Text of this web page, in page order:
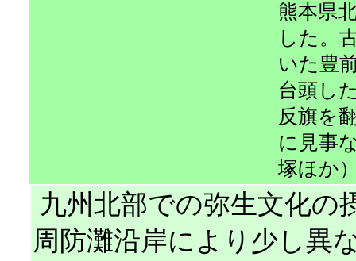
熊本県
した。
いた豊
台頭し
反旗を
に見事
塚ほか
九州北部での弥生文化の
周防灘沿岸により少し異